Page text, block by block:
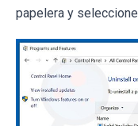
papelera y seleccione